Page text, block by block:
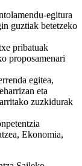
egitura
guztiak betetzeko
pribatuak
proposamenari
egitea,
eta
zuzkidurak
Ekonomia,